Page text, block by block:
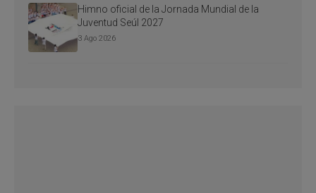
Himno oficial de la Jornada Mundial de la
Juventud Seúl 2027
3 Ago 2026